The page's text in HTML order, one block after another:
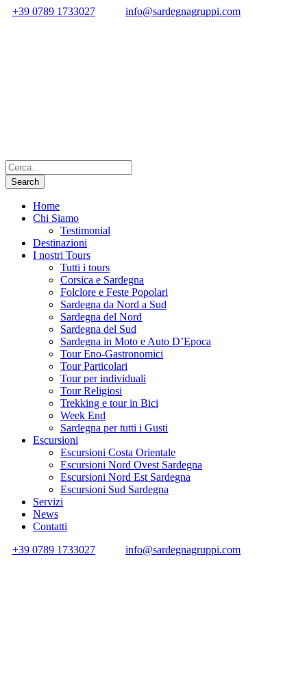
+39 0789 1733027 info@sardegnagruppi.com
Home
Chi Siamo
Testimonial
Destinazioni
I nostri Tours
Tutti i tours
Corsica e Sardegna
Folclore e Feste Popolari
Sardegna da Nord a Sud
Sardegna del Nord
Sardegna del Sud
Sardegna in Moto e Auto D’Epoca
Tour Eno-Gastronomici
Tour Particolari
Tour per individuali
Tour Religiosi
Trekking e tour in Bici
Week End
Sardegna per tutti i Gusti
Escursioni
Escursioni Costa Orientale
Escursioni Nord Ovest Sardegna
Escursioni Nord Est Sardegna
Escursioni Sud Sardegna
Servizi
News
Contatti
+39 0789 1733027
info@sardegnagruppi.com